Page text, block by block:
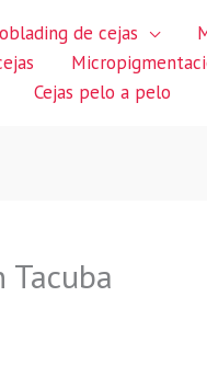
de cejas
Cejas pelo a pelo
Tacuba